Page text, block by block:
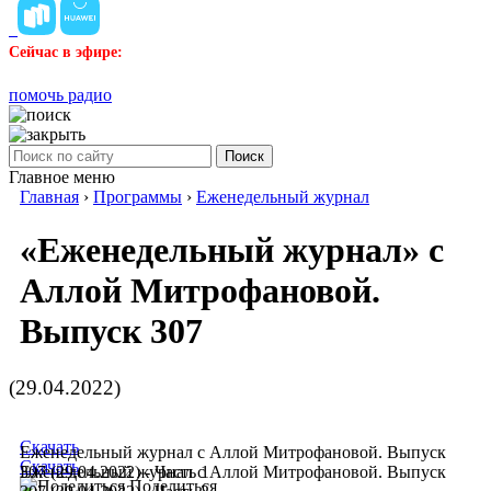
Сейчас в эфире:
помочь радио
Поиск
Главное меню
Главная › Программы › Еженедельный журнал
«Еженедельный журнал» с
Аллой Митрофановой.
Выпуск 307
(29.04.2022)
Еженедельный журнал с Аллой Митрофановой. Выпуск
307 (29.04.2022) - Часть 1
Скачать
Еженедельный журнал с Аллой Митрофановой. Выпуск
Скачать
Поделиться